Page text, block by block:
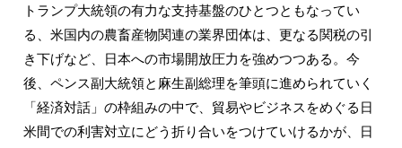
トランプ大統領の有力な支持基盤のひとつともなってい
る、米国内の農畜産物関連の業界団体は、更なる関税の引
き下げなど、日本への市場開放圧力を強めつつある。今
後、ペンス副大統領と麻生副総理を筆頭に進められていく
「経済対話」の枠組みの中で、貿易やビジネスをめぐる日
米間での利害対立にどう折り合いをつけていけるかが、日